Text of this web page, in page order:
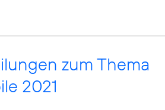
zum Thema
2021